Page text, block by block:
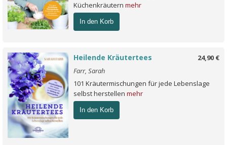
Küchenkräutern mehr
In den Korb
24,90 €
Heilende Kräutertees
Farr, Sarah
101 Kräutermischungen für jede Lebenslage
selbst herstellen mehr
In den Korb